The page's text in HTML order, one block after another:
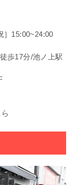
］15:00~24:00
歩17分/池ノ上駅